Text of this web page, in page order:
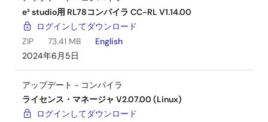
e² studio用 RL78コンパイラ CC-RL V1.14.00
ログインしてダウンロード
ZIP
73.41 MB
English
2024年6月5日
アップデート－コンパイラ
ライセンス・マネージャ V2.07.00 (Linux)
ログインしてダウンロード